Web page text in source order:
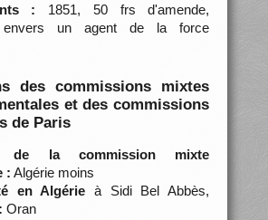
: 1851, 50 frs d'amende,
envers un agent de la force
des commissions mixtes
et des commissions
de Paris
de la commission mixte
: Algérie moins
en Algérie à Sidi Bel Abbès,
Oran